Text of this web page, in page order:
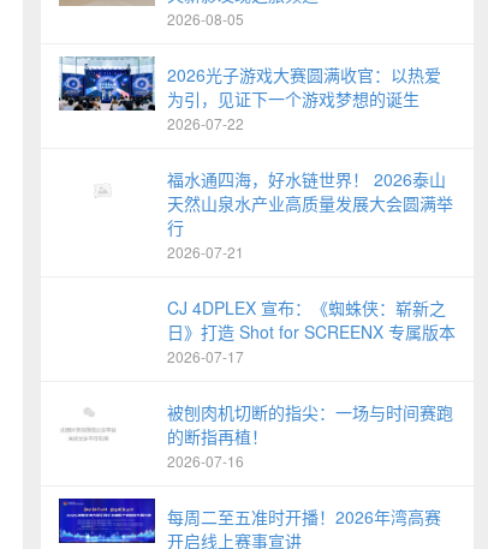
2026-08-05
2026光子游戏大赛圆满收官：以热爱
为引，见证下一个游戏梦想的诞生
2026-07-22
福水通四海，好水链世界！ 2026泰山
天然山泉水产业高质量发展大会圆满举
行
2026-07-21
CJ 4DPLEX 宣布：《蜘蛛侠：崭新之
日》打造 Shot for SCREENX 专属版本
2026-07-17
被刨肉机切断的指尖：一场与时间赛跑
的断指再植！
2026-07-16
每周二至五准时开播！2026年湾高赛
开启线上赛事宣讲